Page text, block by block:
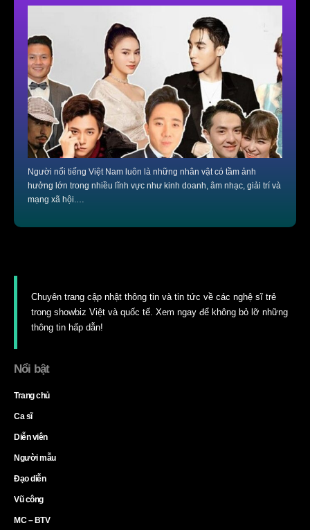
Người nổi tiếng Việt Nam luôn là những nhân vật có tầm ảnh
hưởng lớn trong nhiều lĩnh vực như kinh doanh, âm nhạc, giải trí và
mạng xã hội.…
Chuyên trang cập nhật thông tin và tin tức về các nghệ sĩ trẻ
trong showbiz Việt và quốc tế. Xem ngay để không bỏ lỡ những
thông tin hấp dẫn!
Nổi bật
Trang chủ
Ca sĩ
Diễn viên
Người mẫu
Đạo diễn
Vũ công
MC – BTV